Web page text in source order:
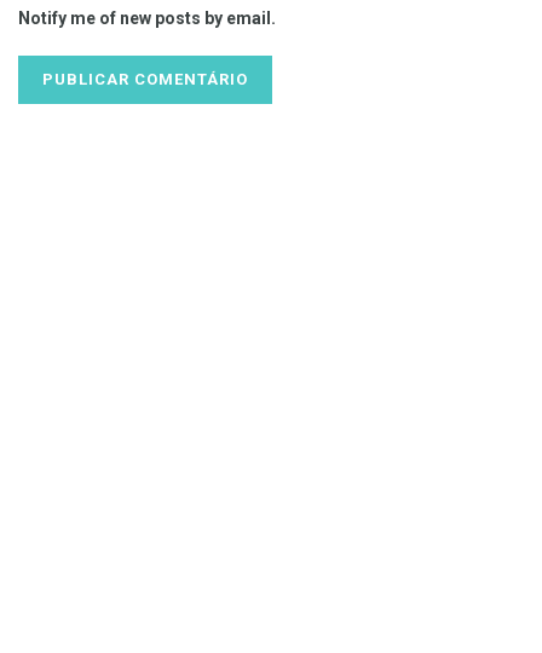
Notify me of new posts by email.